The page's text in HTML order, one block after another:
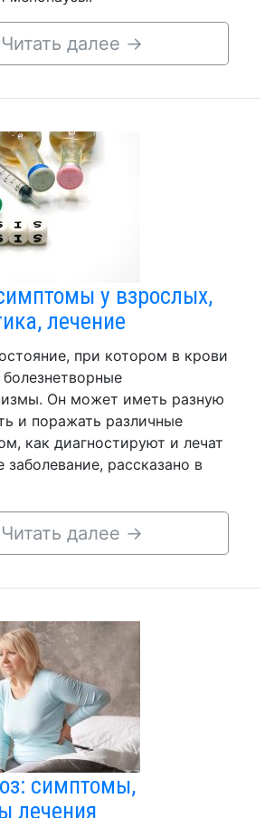
Читать далее →
у взрослых,
лечение
при котором в крови
Он может иметь разную
и поражать различные
как диагностируют и лечат
заболевание, рассказано в
Читать далее →
симптомы,
лечения